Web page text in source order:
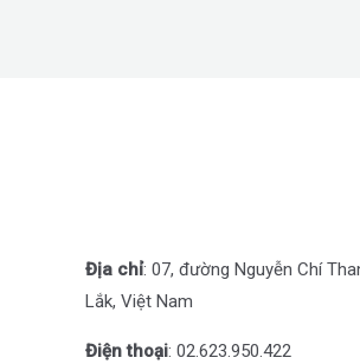
Địa chỉ: 07, đường Nguyễn Chí
Lắk, Việt Nam
Điện thoại: 02.623.950.422